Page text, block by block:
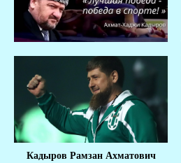
Кадыров Рамзан Ахматович